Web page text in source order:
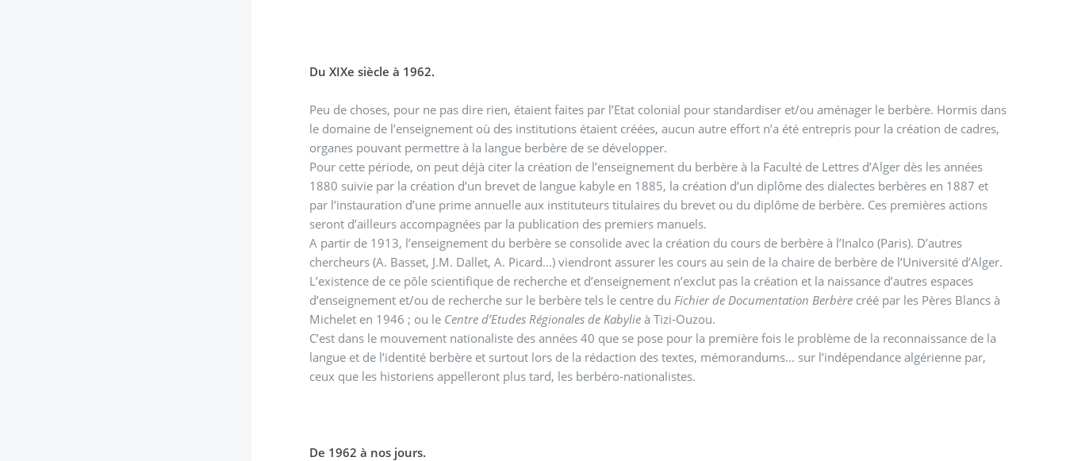
Du XIXe siècle à 1962.
Peu de choses, pour ne pas dire rien, étaient faites par l’Etat colonial pour standardiser et/ou aménager le berbère. Hormis dans
le domaine de l’enseignement où des institutions étaient créées, aucun autre effort n’a été entrepris pour la création de cadres,
organes pouvant permettre à la langue berbère de se développer.
Pour cette période, on peut déjà citer la création de l’enseignement du berbère à la Faculté de Lettres d’Alger dès les années
1880 suivie par la création d’un brevet de langue kabyle en 1885, la création d’un diplôme des dialectes berbères en 1887 et
par l’instauration d’une prime annuelle aux instituteurs titulaires du brevet ou du diplôme de berbère. Ces premières actions
seront d’ailleurs accompagnées par la publication des premiers manuels.
A partir de 1913, l’enseignement du berbère se consolide avec la création du cours de berbère à l’Inalco (Paris). D’autres
chercheurs (A. Basset, J.M. Dallet, A. Picard...) viendront assurer les cours au sein de la chaire de berbère de l’Université d’Alger.
L’existence de ce pôle scientifique de recherche et d’enseignement n’exclut pas la création et la naissance d’autres espaces
d’enseignement et/ou de recherche sur le berbère tels le centre du Fichier de Documentation Berbère créé par les Pères Blancs à
Michelet en 1946 ; ou le Centre d’Etudes Régionales de Kabylie à Tizi-Ouzou.
C’est dans le mouvement nationaliste des années 40 que se pose pour la première fois le problème de la reconnaissance de la
langue et de l’identité berbère et surtout lors de la rédaction des textes, mémorandums... sur l’indépendance algérienne par,
ceux que les historiens appelleront plus tard, les berbéro-nationalistes.
De 1962 à nos jours.